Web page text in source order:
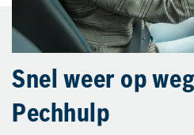
Snel weer op
Pechhulp